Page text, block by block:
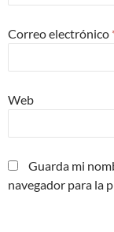
Correo electrónico
Web
Guarda mi
navegador para la